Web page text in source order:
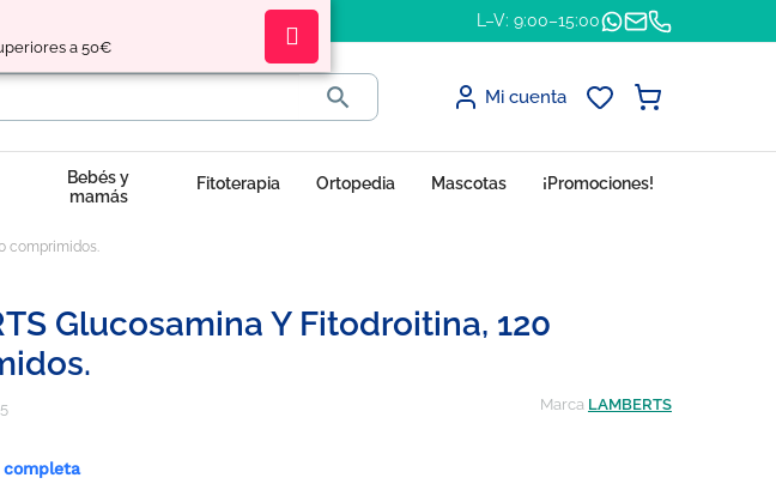
a 50€
L–V: 9:00–15:00
 Mi cuenta
Bebés y
mamás
Fitoterapia Ortopedia Mascotas ¡Promociones!
comprimidos.
Glucosamina Y Fitodroitina, 120
Marca LAMBERTS